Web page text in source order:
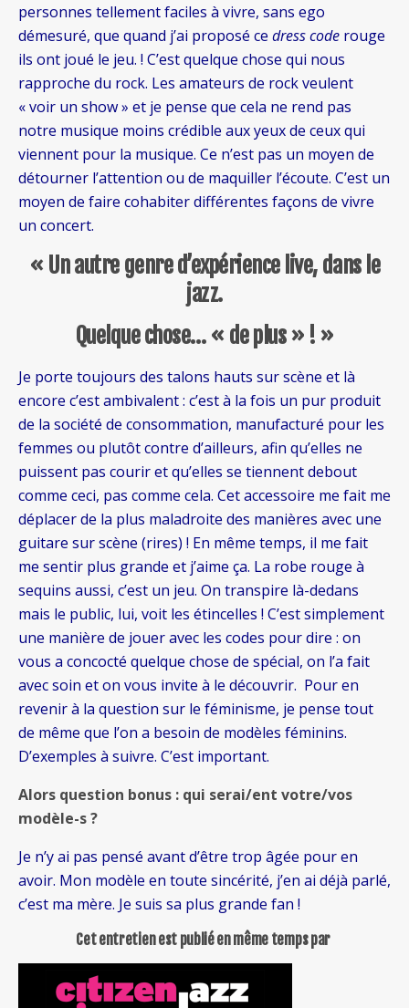
personnes tellement faciles à vivre, sans ego
démesuré, que quand j’ai proposé ce dress code rouge
ils ont joué le jeu. ! C’est quelque chose qui nous
rapproche du rock. Les amateurs de rock veulent
« voir un show » et je pense que cela ne rend pas
notre musique moins crédible aux yeux de ceux qui
viennent pour la musique. Ce n’est pas un moyen de
détourner l’attention ou de maquiller l’écoute. C’est un
moyen de faire cohabiter différentes façons de vivre
un concert.
« Un autre genre d’expérience live, dans le
jazz.
Quelque chose… « de plus » ! »
Je porte toujours des talons hauts sur scène et là
encore c’est ambivalent : c’est à la fois un pur produit
de la société de consommation, manufacturé pour les
femmes ou plutôt contre d’ailleurs, afin qu’elles ne
puissent pas courir et qu’elles se tiennent debout
comme ceci, pas comme cela. Cet accessoire me fait me
déplacer de la plus maladroite des manières avec une
guitare sur scène (rires) ! En même temps, il me fait
me sentir plus grande et j’aime ça. La robe rouge à
sequins aussi, c’est un jeu. On transpire là-dedans
mais le public, lui, voit les étincelles ! C’est simplement
une manière de jouer avec les codes pour dire : on
vous a concocté quelque chose de spécial, on l’a fait
avec soin et on vous invite à le découvrir. Pour en
revenir à la question sur le féminisme, je pense tout
de même que l’on a besoin de modèles féminins.
D’exemples à suivre. C’est important.
Alors question bonus : qui serai/ent votre/vos
modèle-s ?
Je n’y ai pas pensé avant d’être trop âgée pour en
avoir. Mon modèle en toute sincérité, j’en ai déjà parlé,
c’est ma mère. Je suis sa plus grande fan !
Cet entretien est publié en même temps par